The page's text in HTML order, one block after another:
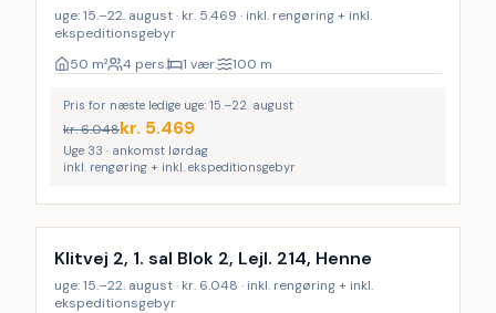
uge: 15.–22. august · kr. 5.469 · inkl. rengøring + inkl.
ekspeditionsgebyr
50 m² 4 pers. 1 vær. 100 m
Pris for næste ledige uge: 15.–22. august
kr.6.048kr. 5.469
Uge 33 · ankomst lørdag
inkl. rengøring + inkl. ekspeditionsgebyr
Inkl. rengøring
Klitvej 2, 1. sal Blok 2, Lejl. 214, Henne
uge: 15.–22. august · kr. 6.048 · inkl. rengøring + inkl.
ekspeditionsgebyr